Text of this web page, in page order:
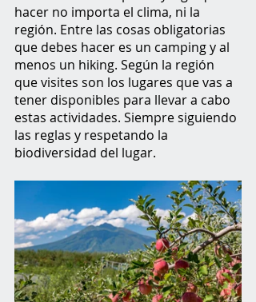
hacer no importa el clima, ni la
región. Entre las cosas obligatorias
que debes hacer es un camping y al
menos un hiking. Según la región
que visites son los lugares que vas a
tener disponibles para llevar a cabo
estas actividades. Siempre siguiendo
las reglas y respetando la
biodiversidad del lugar.